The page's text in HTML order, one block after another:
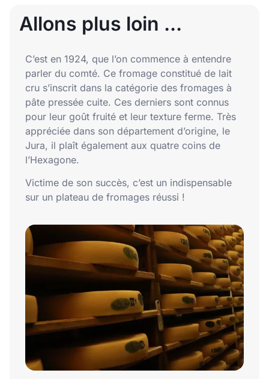
Allons plus loin ...
C’est en 1924, que l’on commence à entendre
parler du comté. Ce fromage constitué de lait
cru s’inscrit dans la catégorie des fromages à
pâte pressée cuite. Ces derniers sont connus
pour leur goût fruité et leur texture ferme. Très
appréciée dans son département d’origine, le
Jura, il plaît également aux quatre coins de
l’Hexagone.
Victime de son succès, c’est un indispensable
sur un plateau de fromages réussi !